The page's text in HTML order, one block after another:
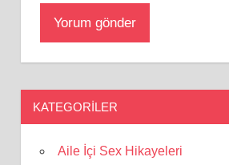
KATEGORILER
Aile İçi Sex Hikayeleri